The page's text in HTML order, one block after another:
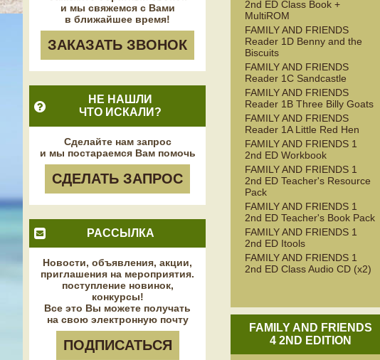
и мы свяжемся с Вами
в ближайшее время!
ЗАКАЗАТЬ ЗВОНОК
НЕ НАШЛИ
ЧТО ИСКАЛИ?
Сделайте нам запрос
и мы постараемся Вам помочь
СДЕЛАТЬ ЗАПРОС
РАССЫЛКА
Новости, объявления, акции,
приглашения на мероприятия.
поступление новинок,
конкурсы!
Все это Вы можете получать
на свою электронную почту
ПОДПИСАТЬСЯ
2nd ED Class Book +
MultiROM
FAMILY AND FRIENDS
Reader 1D Benny and the
Biscuits
FAMILY AND FRIENDS
Reader 1C Sandcastle
FAMILY AND FRIENDS
Reader 1B Three Billy Goats
FAMILY AND FRIENDS
Reader 1A Little Red Hen
FAMILY AND FRIENDS 1
2nd ED Workbook
FAMILY AND FRIENDS 1
2nd ED Teacher's Resource
Pack
FAMILY AND FRIENDS 1
2nd ED Teacher's Book Pack
FAMILY AND FRIENDS 1
2nd ED Itools
FAMILY AND FRIENDS 1
2nd ED Class Audio CD (x2)
FAMILY AND FRIENDS
4 2ND EDITION